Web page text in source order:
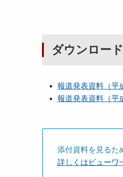
ダウンロード
報道発表資料（平
報道発表資料（平
添付資料を見るた
詳しくはビューワ